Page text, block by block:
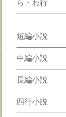
ら・わ行
短編小説
中編小説
長編小説
四行小説